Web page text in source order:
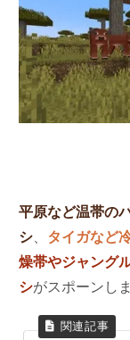
平原など温帯の
シ
タイガなど
燥帯やジャング
シがスポーンしま